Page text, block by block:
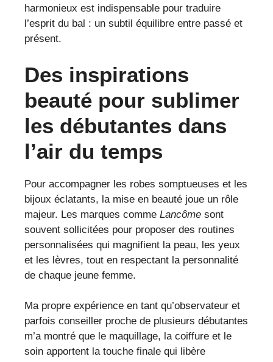
harmonieux est indispensable pour traduire
l’esprit du bal : un subtil équilibre entre passé et
présent.
Des inspirations
beauté pour sublimer
les débutantes dans
l’air du temps
Pour accompagner les robes somptueuses et les
bijoux éclatants, la mise en beauté joue un rôle
majeur. Les marques comme Lancôme sont
souvent sollicitées pour proposer des routines
personnalisées qui magnifient la peau, les yeux
et les lèvres, tout en respectant la personnalité
de chaque jeune femme.
Ma propre expérience en tant qu’observateur et
parfois conseiller proche de plusieurs débutantes
m’a montré que le maquillage, la coiffure et le
soin apportent la touche finale qui libère